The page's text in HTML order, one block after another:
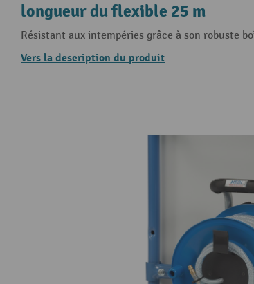
longueur du flexible 25 m
Résistant aux intempéries grâce à son robuste
Vers la description du produit